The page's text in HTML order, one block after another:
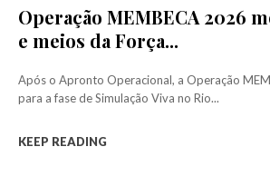
Operação MEMBECA 2026
e meios da Força...
Após o Apronto Operacional, a Operação
para a fase de Simulação Viva no Rio...
KEEP READING